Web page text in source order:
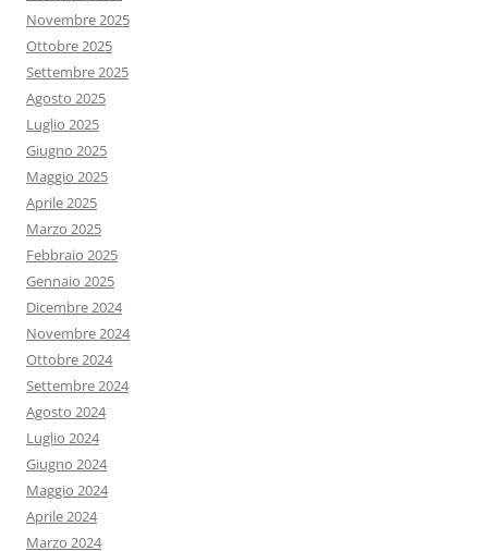
Novembre 2025
Ottobre 2025
Settembre 2025
Agosto 2025
Luglio 2025
Giugno 2025
Maggio 2025
Aprile 2025
Marzo 2025
Febbraio 2025
Gennaio 2025
Dicembre 2024
Novembre 2024
Ottobre 2024
Settembre 2024
Agosto 2024
Luglio 2024
Giugno 2024
Maggio 2024
Aprile 2024
Marzo 2024